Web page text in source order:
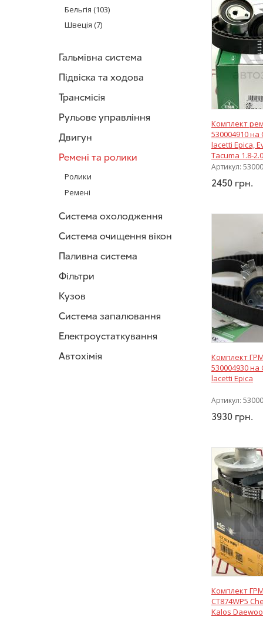
Бельгія (103)
Швеція (7)
Гальмівна система
Підвіска та ходова
Трансмісія
Рульове управління
Двигун
Ремені та ролики
Ролики
Ремені
Система охолодження
Система очищення вікон
Паливна система
Фільтри
Кузов
Система запалювання
Електроустаткування
Автохімія
Комплект
530004910
lacetti Epica,
Tacuma 1.8-
Артикул:
2450 грн.
Комплект
530004930
lacetti Epica
Артикул:
3930 грн.
Комплект ГРМ
CT874WP5
Kalos